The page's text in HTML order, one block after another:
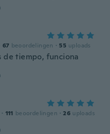
67 beoordelingen · 55 uploads
de tiempo, funciona
· 111 beoordelingen · 26 uploads